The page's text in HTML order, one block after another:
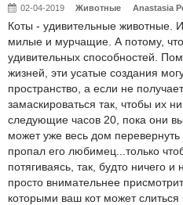
02-04-2019 Животные Anastasia
Коты - удивительные животные.
милые и мурчащие. А потому,
удивительных способностей.
жизней, эти усатые создания
пространство, а если не
замаскироваться так, чтобы их
следующие часов 20, пока они
может уже весь дом
пропал его любимец...только
потягиваясь, так, будто ничего
просто внимательнее
которыми ваш кот может слиться